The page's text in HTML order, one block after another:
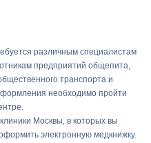
различным специалистам
предприятий общепита,
транспорта и
необходимо пройти
Москвы, в которых вы
электронную медкнижку.